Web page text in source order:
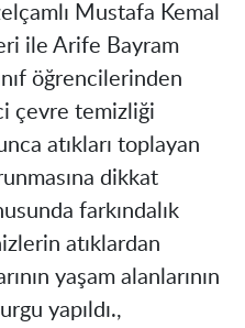
Mustafa Kemal
ile Arife Bayram
öğrencilerinden
çevre temizliği
atıkları toplayan
dikkat
farkındalık
atıklardan
yaşam alanlarının
yapıldı.,